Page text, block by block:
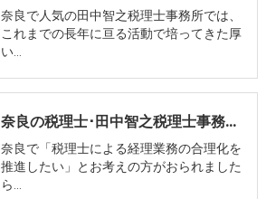
奈良で人気の田中智之税理士事務所では、
これまでの長年に亘る活動で培ってきた厚
い…
奈良の税理士･田中智之税理士事務所の評判
奈良で「税理士による経理業務の合理化を
推進したい」とお考えの方がおられました
ら…